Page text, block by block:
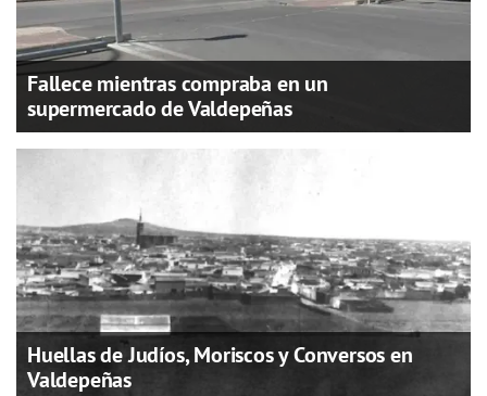
Fallece mientras compraba en un
supermercado de Valdepeñas
Huellas de Judíos, Moriscos y Conversos en
Valdepeñas